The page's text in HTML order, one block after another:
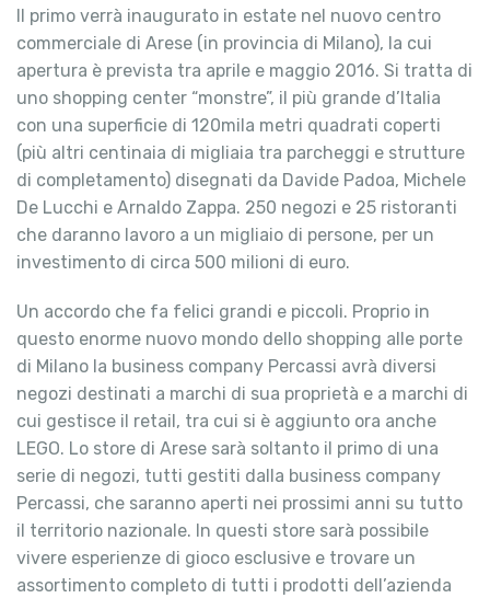
Il primo verrà inaugurato in estate nel nuovo centro
commerciale di Arese (in provincia di Milano), la cui
apertura è prevista tra aprile e maggio 2016. Si tratta di
uno shopping center “monstre”, il più grande d’Italia
con una superficie di 120mila metri quadrati coperti
(più altri centinaia di migliaia tra parcheggi e strutture
di completamento) disegnati da Davide Padoa, Michele
De Lucchi e Arnaldo Zappa. 250 negozi e 25 ristoranti
che daranno lavoro a un migliaio di persone, per un
investimento di circa 500 milioni di euro.
Un accordo che fa felici grandi e piccoli. Proprio in
questo enorme nuovo mondo dello shopping alle porte
di Milano la business company Percassi avrà diversi
negozi destinati a marchi di sua proprietà e a marchi di
cui gestisce il retail, tra cui si è aggiunto ora anche
LEGO. Lo store di Arese sarà soltanto il primo di una
serie di negozi, tutti gestiti dalla business company
Percassi, che saranno aperti nei prossimi anni su tutto
il territorio nazionale. In questi store sarà possibile
vivere esperienze di gioco esclusive e trovare un
assortimento completo di tutti i prodotti dell’azienda